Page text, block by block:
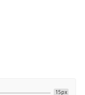
15px